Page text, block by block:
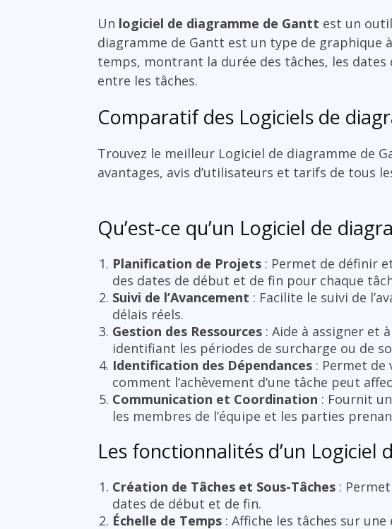
Un logiciel de diagramme de Gantt est un
diagramme de Gantt est un type de graphique
temps, montrant la durée des tâches, les
entre les tâches.
Comparatif des Logiciels de
Trouvez le meilleur Logiciel de diagramme de
avantages, avis d’utilisateurs et tarifs de tous
Qu’est-ce qu’un Logiciel de
Planification de Projets : Permet de définir
des dates de début et de fin pour chaque
Suivi de l’Avancement : Facilite le suivi de
délais réels.
Gestion des Ressources : Aide à assigner et
identifiant les périodes de surcharge ou de
Identification des Dépendances : Permet de
comment l’achèvement d’une tâche peut
Communication et Coordination : Fournit
les membres de l’équipe et les parties
Les fonctionnalités d’un Logiciel
Création de Tâches et Sous-Tâches :
dates de début et de fin.
Échelle de Temps : Affiche les tâches sur